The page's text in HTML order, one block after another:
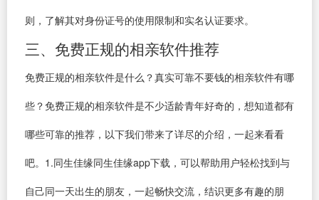
则，了解其对身份证号的使用限制和实名认证要求。
三、免费正规的相亲软件推荐
免费正规的相亲软件是什么？真实可靠不要钱的相亲软件有哪
些？免费正规的相亲软件是不少适龄青年好奇的，想知道都有
哪些可靠的推荐，以下我们带来了详尽的介绍，一起来看看
吧。1.同生佳缘同生佳缘app下载，可以帮助用户轻松找到与
自己同一天出生的朋友，一起畅快交流，结识更多有趣的朋